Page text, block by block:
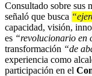
Consultado sobre sus
señaló que busca
capacidad, visión,
es “revolucionario en
transformación “de
experiencia como
participación en el